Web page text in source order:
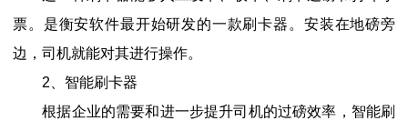
票。是衡安软件最开始研发的一款刷卡器。安装在地磅旁
边，司机就能对其进行操作。
2、智能刷卡器
根据企业的需要和进一步提升司机的过磅效率，智能刷